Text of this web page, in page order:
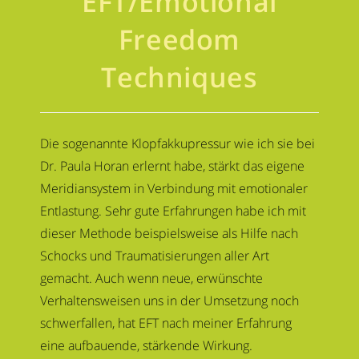
Freedom
Techniques
Die sogenannte Klopfakkupressur wie ich sie bei
Dr. Paula Horan erlernt habe, stärkt das eigene
Meridiansystem in Verbindung mit emotionaler
Entlastung. Sehr gute Erfahrungen habe ich mit
dieser Methode beispielsweise als Hilfe nach
Schocks und Traumatisierungen aller Art
gemacht. Auch wenn neue, erwünschte
Verhaltensweisen uns in der Umsetzung noch
schwerfallen, hat EFT nach meiner Erfahrung
eine aufbauende, stärkende Wirkung.